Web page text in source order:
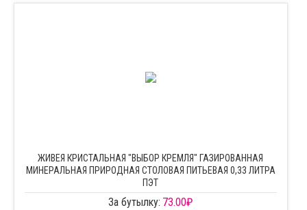
ЖИВЕЯ КРИСТАЛЬНАЯ "ВЫБОР КРЕМЛЯ" ГАЗИРОВАННАЯ
МИНЕРАЛЬНАЯ ПРИРОДНАЯ СТОЛОВАЯ ПИТЬЕВАЯ 0,33 ЛИТРА
ПЭТ
За бутылку: 73.00₽